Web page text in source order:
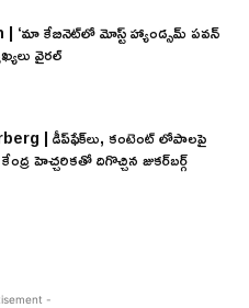
| ‘మా కేబినెట్‌లో మోస్ట్ హ్యాండ్సమ్ పవన్
వైరల్
| డీప్‌ఫేక్‌లు, కంటెంట్ లోపాలపై
హెచ్చరికతో దిగొచ్చిన జుకర్‌బర్గ్
-